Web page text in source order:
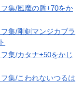
集/風魔の盾+70をか
集/剛剣マンジカブラ
集/カタナ+50をかじ
集/こわれないつるは